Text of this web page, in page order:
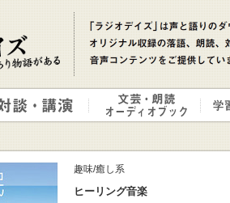
趣味/癒し系
ヒーリング音楽